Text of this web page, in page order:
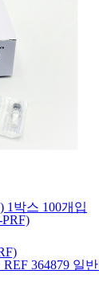
1박스 100개입